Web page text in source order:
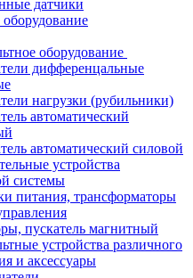
датчики
оборудование
дифференцальные
нагрузки (рубильники)
автоматический
автоматический силовой
устройства
системы
питания, трансформаторы
пускатель магнитный
устройства различного
и аксессуары